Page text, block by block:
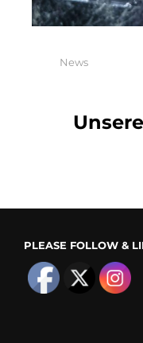
Categories
News
PLEASE FOLLOW &